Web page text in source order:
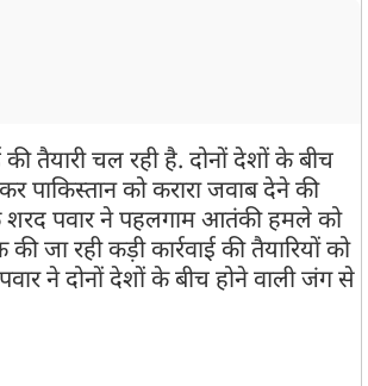
तैयारी चल रही है. दोनों देशों के बीच
पाकिस्तान को करारा जवाब देने की
शरद पवार ने पहलगाम आतंकी हमले को
जा रही कड़ी कार्रवाई की तैयारियों को
ने दोनों देशों के बीच होने वाली जंग से